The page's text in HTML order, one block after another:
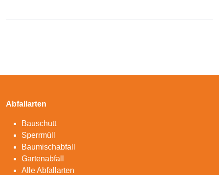
Abfallarten
Bauschutt
Sperrmüll
Baumischabfall
Gartenabfall
Alle Abfallarten